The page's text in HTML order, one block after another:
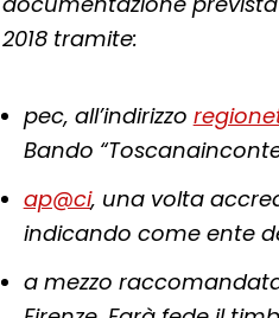
2018 tramite:
pec, all’indirizzo
Bando
ap@ci, una volta
indicando come ente
a mezzo raccomandata